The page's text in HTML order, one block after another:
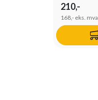
210,-
168,- eks. mva